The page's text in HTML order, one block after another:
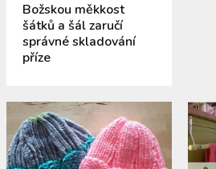
Božskou měkkost
šátků a šál zaručí
správné skladování
příze